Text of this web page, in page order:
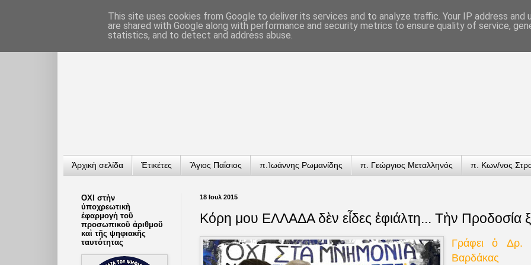
Ἀρχικὴ σελίδα Ἐτικέτες Ἅγιος Παΐσιος π.Ἰωάννης Ρωμανίδης π. Γεώργιος Μεταλληνός π. Κων/νος
18 Ιουλ 2015
Κόρη μου ΕΛΛΑΔΑ δὲν εἶδες ἐφιάλτη... Τὴν Προδοσία
Γράφειὁ Δρ.
Βαρδάκας
ΟΧΙ στὴν
ὑποχρεωτικὴ
ἐφαρμογὴ τοῦ
προσωπικοῦ ἀριθμοῦ
καὶ τῆς ψηφιακῆς
ταυτότητας
This site uses cookies from Google to deliver its services and to analyze traffic. Your IP address and
are shared with Google along with performance and security metrics to ensure quality of service,
statistics, and to detect and address abuse.